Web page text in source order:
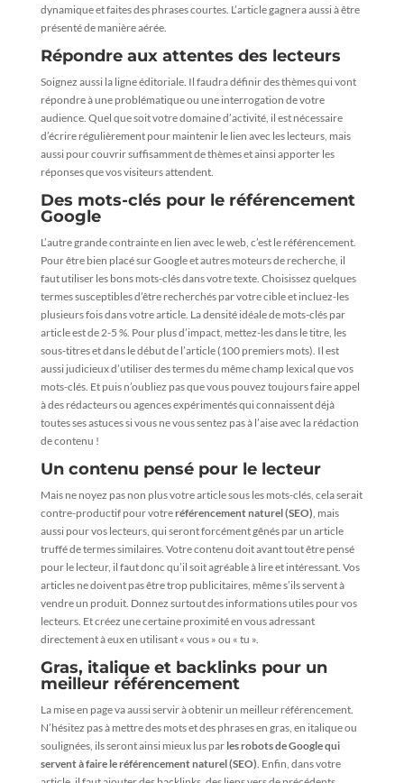
dynamique et faites des phrases courtes. L’article gagnera aussi à être
présenté de manière aérée.
Répondre aux attentes des lecteurs
Soignez aussi la ligne éditoriale. Il faudra définir des thèmes qui vont
répondre à une problématique ou une interrogation de votre
audience. Quel que soit votre domaine d’activité, il est nécessaire
d’écrire régulièrement pour maintenir le lien avec les lecteurs, mais
aussi pour couvrir suffisamment de thèmes et ainsi apporter les
réponses que vos visiteurs attendent.
Des mots-clés pour le référencement
Google
L’autre grande contrainte en lien avec le web, c’est le référencement.
Pour être bien placé sur Google et autres moteurs de recherche, il
faut utiliser les bons mots-clés dans votre texte. Choisissez quelques
termes susceptibles d’être recherchés par votre cible et incluez-les
plusieurs fois dans votre article. La densité idéale de mots-clés par
article est de 2-5 %. Pour plus d’impact, mettez-les dans le titre, les
sous-titres et dans le début de l’article (100 premiers mots). Il est
aussi judicieux d’utiliser des termes du même champ lexical que vos
mots-clés. Et puis n’oubliez pas que vous pouvez toujours faire appel
à des rédacteurs ou agences expérimentés qui connaissent déjà
toutes ses astuces si vous ne vous sentez pas à l’aise avec la rédaction
de contenu !
Un contenu pensé pour le lecteur
Mais ne noyez pas non plus votre article sous les mots-clés, cela serait
contre-productif pour votreréférencement naturel (SEO), mais
aussi pour vos lecteurs, qui seront forcément gênés par un article
truffé de termes similaires. Votre contenu doit avant tout être pensé
pour le lecteur, il faut donc qu’il soit agréable à lire et intéressant. Vos
articles ne doivent pas être trop publicitaires, même s’ils servent à
vendre un produit. Donnez surtout des informations utiles pour vos
lecteurs. Et créez une certaine proximité en vous adressant
directement à eux en utilisant « vous » ou « tu ».
Gras, italique et backlinks pour un
meilleur référencement
La mise en page va aussi servir à obtenir un meilleur référencement.
N’hésitez pas à mettre des mots et des phrases en gras, en italique ou
soulignées, ils seront ainsi mieux lus par les robots de Google qui
servent à faire le référencement naturel (SEO). Enfin, dans votre